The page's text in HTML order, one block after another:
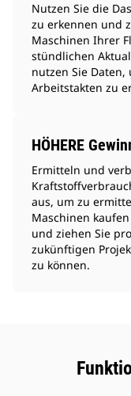
Nutzen Sie die
zu erkennen und
Maschinen Ihrer
stündlichen
nutzen Sie
Arbeitstakten zu
HÖHERE
Ermitteln und
aus, um zu
Maschinen
und ziehen Sie
zukünftigen
zu können.